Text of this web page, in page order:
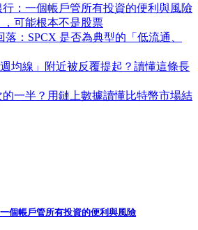
：一個帳戶管所有投資的便利與風險
可能根本不是股票
落：SPCX 是否為典型的「低流通、
均線」附近被反覆提起？讀懂這條長
一半？用鏈上數據讀懂比特幣市場結
個帳戶管所有投資的便利與風險